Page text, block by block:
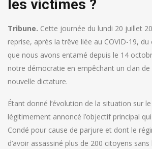
les victimes ?
Tribune. Cette journée du lundi 20 juillet
reprise, après la trêve liée au COVID-19,
que nous avons entamé depuis le 14
notre démocratie en empêchant un clan
nouvelle dictature.
Étant donné l’évolution de la situation sur
légitimement annoncé l’objectif principal
Condé pour cause de parjure et dont le
d’avoir assassiné plus de 200 citoyens